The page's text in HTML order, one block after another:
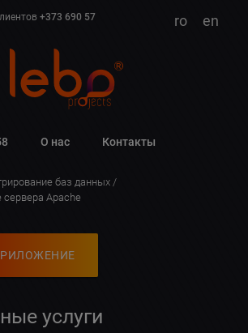
+373 690 57
ro en
О нас Контакты
баз данных
Apache
услуги